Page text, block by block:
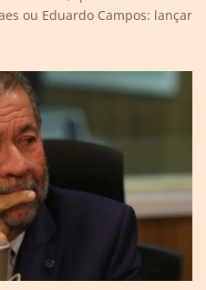
ou Eduardo Campos: lançar